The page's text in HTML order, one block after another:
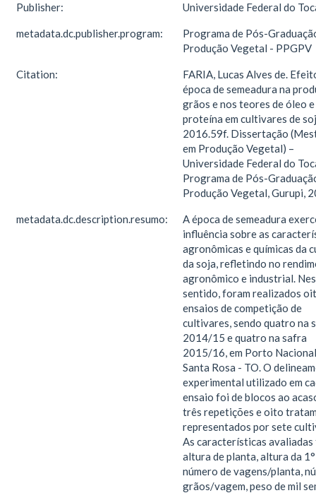
Publisher: Universidade Federal do
metadata.dc.publisher.program:
Programa de Pós-
Produção Vegetal - PPGPV
Citation:
FARIA, Lucas Alves de.
época de semeadura na
grãos e nos teores de óleo e
proteína em cultivares de
2016.59f. Dissertação
em Produção Vegetal) –
Universidade Federal do
Programa de Pós-
Produção Vegetal, Gurupi,
metadata.dc.description.resumo:
A época de semeadura
influência sobre as
agronômicas e químicas da
da soja, refletindo no
agronômico e industrial.
sentido, foram realizados
ensaios de competição de
cultivares, sendo quatro na
2014/15 e quatro na safra
2015/16, em Porto
Santa Rosa - TO. O
experimental utilizado em
ensaio foi de blocos ao
três repetições e oito
representados por sete
As características
altura de planta, altura da
número de vagens/planta,
grãos/vagem, peso de mil